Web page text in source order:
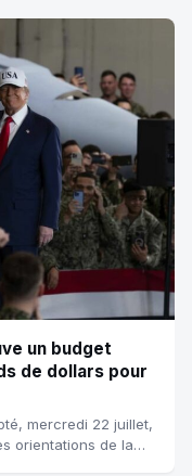
un budget
de dollars pour
mercredi 22 juillet,
orientations de la